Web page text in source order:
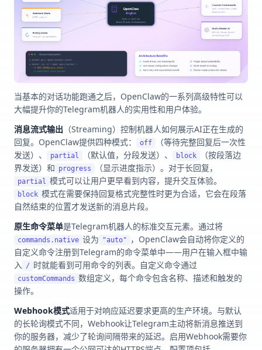
当基本的对话功能跑通之后，OpenClaw的一系列高级特性可以
大幅提升你的Telegram机器人的实用性和用户体验。
消息流式输出 （Streaming）控制机器人如何展示AI正在生成的
回复。OpenClaw提供四种模式：
off
（等待完整回复后一次性
发送）、
partial （默认值，分段发送）、 block
（按段落边
界发送）和 progress （显示进度指示）。对于长回复，
partial 模式可以让用户更早看到内容，提升交互体验。
block 模式在需要保持回复格式完整性时更为合适，它会在段落
自然结束的位置才发送新的消息片段。
原生命令菜单是Telegram机器人的标准交互元素。通过将
commands.native 设为 "auto"
，OpenClaw会自动将你定义的
自定义命令注册到Telegram的命令菜单中——用户在输入框中输
入 / 时就能看到可用命令的列表。自定义命令通过
customCommands 数组定义，每个命令包含名称、描述和触发的
操作。
Webhook模式适用于对响应延迟要求更高的生产环境。与默认
的长轮询模式不同，Webhook让Telegram主动将新消息推送到
你的服务器，减少了轮询间隔带来的延迟。启用Webhook需要你